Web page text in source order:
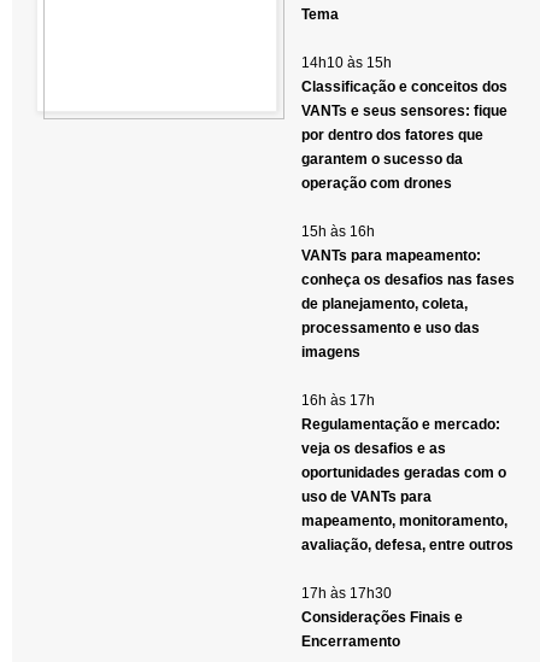
Tema
14h10 às 15h
Classificação e conceitos dos
VANTs e seus sensores: fique
por dentro dos fatores que
garantem o sucesso da
operação com drones
15h às 16h
VANTs para mapeamento:
conheça os desafios nas fases
de planejamento, coleta,
processamento e uso das
imagens
16h às 17h
Regulamentação e mercado:
veja os desafios e as
oportunidades geradas com o
uso de VANTs para
mapeamento, monitoramento,
avaliação, defesa, entre outros
17h às 17h30
Considerações Finais e
Encerramento